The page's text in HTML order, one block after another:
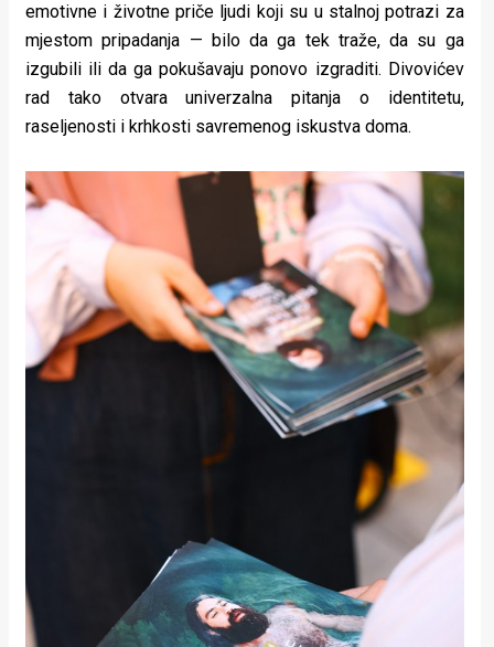
emotivne i životne priče ljudi koji su u stalnoj potrazi za
mjestom pripadanja — bilo da ga tek traže, da su ga
izgubili ili da ga pokušavaju ponovo izgraditi. Divovićev
rad tako otvara univerzalna pitanja o identitetu,
raseljenosti i krhkosti savremenog iskustva doma.